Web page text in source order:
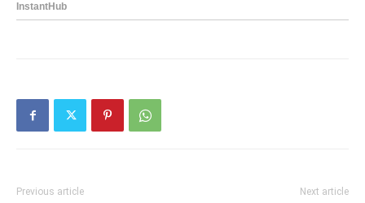
Previous article Next article